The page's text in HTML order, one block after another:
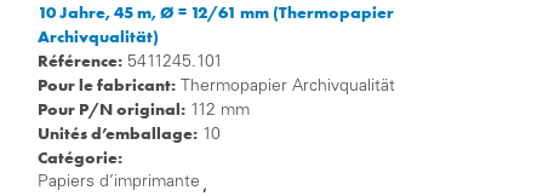
10 Jahre, 45 m, Ø = 12/61 mm (Thermopapier
Archivqualität)
Référence: 5411245.101
Pour le fabricant: Thermopapier Archivqualität
Pour P/N original: 112 mm
Unités d’emballage: 10
Catégorie:
Papiers d’imprimante ,